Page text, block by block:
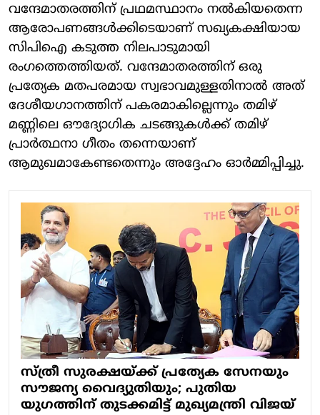
വന്ദേമാതരത്തിന് പ്രഥമസ്ഥാനം നൽകിയതെന്ന
ആരോപണങ്ങൾക്കിടെയാണ് സഖ്യകക്ഷിയായ
സിപിഐ കടുത്ത നിലപാടുമായി
രംഗത്തെത്തിയത്. വന്ദേമാതരത്തിന് ഒരു
പ്രത്യേക മതപരമായ സ്വഭാവമുള്ളതിനാൽ അത്
ദേശീയഗാനത്തിന് പകരമാകില്ലെന്നും തമിഴ്
മണ്ണിലെ ഔദ്യോഗിക ചടങ്ങുകൾക്ക് തമിഴ്
പ്രാർത്ഥനാ ഗീതം തന്നെയാണ്
ആമുഖമാകേണ്ടതെന്നും അദ്ദേഹം ഓർമ്മിപ്പിച്ചു.
സ്ത്രീ സുരക്ഷയ്ക്ക് പ്രത്യേക സേനയും
സൗജന്യ വൈദ്യുതിയും; പുതിയ
യുഗത്തിന് തുടക്കമിട്ട് മുഖ്യമന്ത്രി വിജയ്